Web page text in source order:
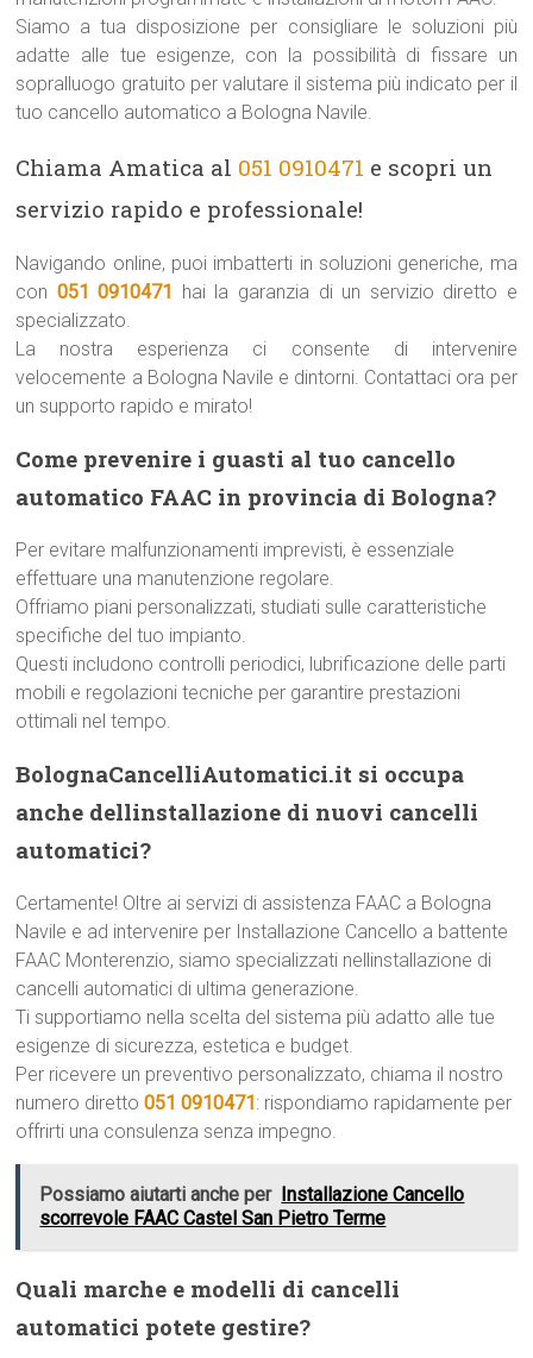
Siamo a tua disposizione per consigliare le soluzioni più
adatte alle tue esigenze, con la possibilità di fissare un
sopralluogo gratuito per valutare il sistema più indicato per il
tuo cancello automatico a Bologna Navile.
Chiama Amatica al 051 0910471 e scopri un
servizio rapido e professionale!
Navigando online, puoi imbatterti in soluzioni generiche, ma
con 051 0910471 hai la garanzia di un servizio diretto e
specializzato.
La nostra esperienza ci consente di intervenire
velocemente a Bologna Navile e dintorni. Contattaci ora per
un supporto rapido e mirato!
Come prevenire i guasti al tuo cancello
automatico FAAC in provincia di Bologna?
Per evitare malfunzionamenti imprevisti, è essenziale
effettuare una manutenzione regolare.
Offriamo piani personalizzati, studiati sulle caratteristiche
specifiche del tuo impianto.
Questi includono controlli periodici, lubrificazione delle parti
mobili e regolazioni tecniche per garantire prestazioni
ottimali nel tempo.
BolognaCancelliAutomatici.it si occupa
anche dellinstallazione di nuovi cancelli
automatici?
Certamente! Oltre ai servizi di assistenza FAAC a Bologna
Navile e ad intervenire per Installazione Cancello a battente
FAAC Monterenzio, siamo specializzati nellinstallazione di
cancelli automatici di ultima generazione.
Ti supportiamo nella scelta del sistema più adatto alle tue
esigenze di sicurezza, estetica e budget.
Per ricevere un preventivo personalizzato, chiama il nostro
numero diretto051 0910471: rispondiamo rapidamente per
offrirti una consulenza senza impegno.
Possiamo aiutarti anche per Installazione Cancello
scorrevole FAAC Castel San Pietro Terme
Quali marche e modelli di cancelli
automatici potete gestire?